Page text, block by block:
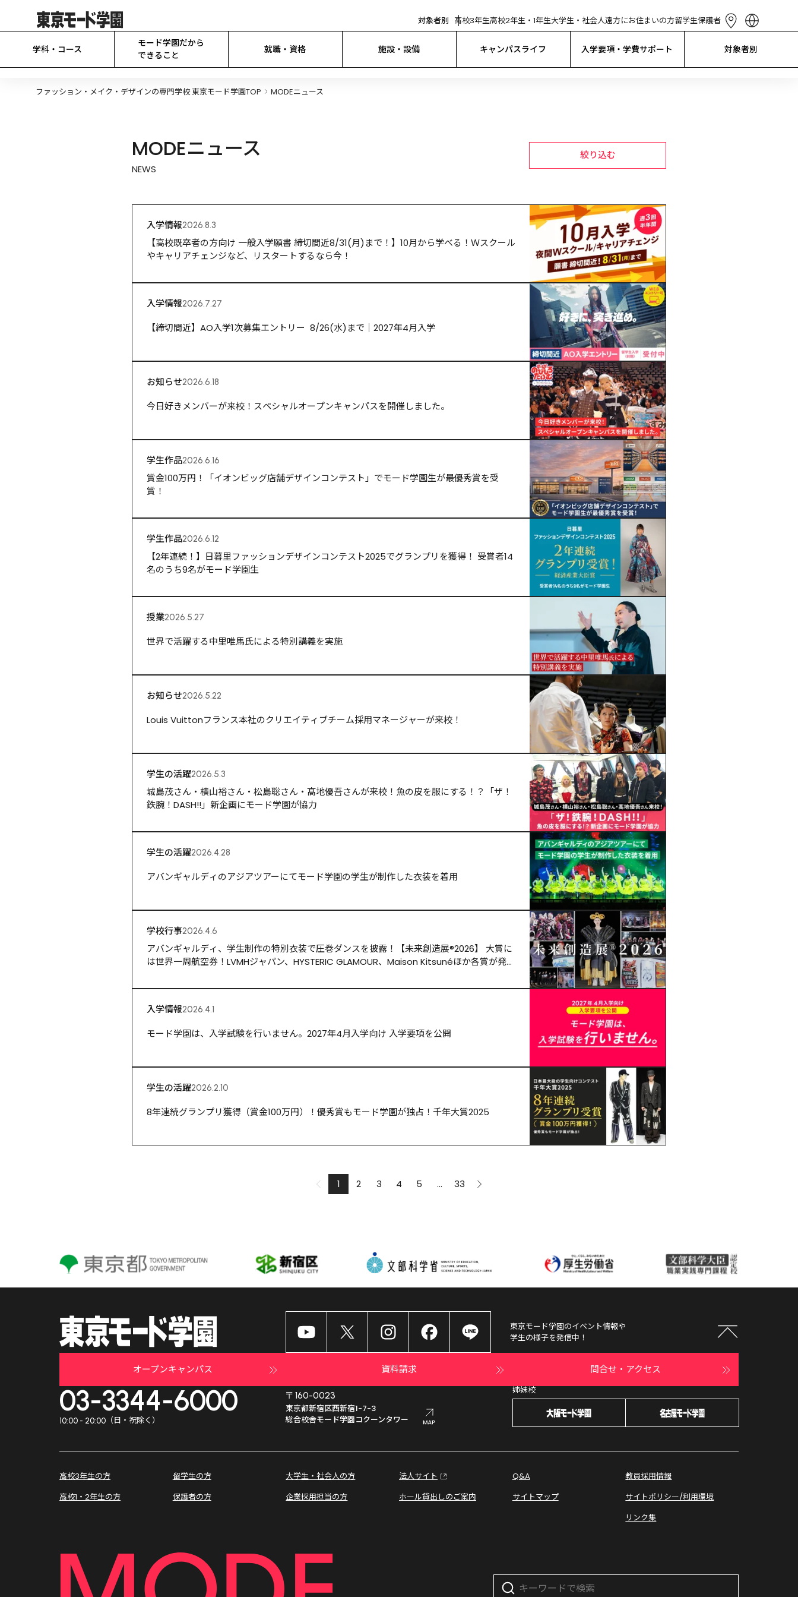
対象者別 高校3年生高校2年生・1年生大学生・社会人遠方にお住まいの方留学生保護者
简体中文
学科・コース
モード学園だから
できること
就職・資格 施設・設備 キャンパスライフ 入学要項・学費サポート 対象者別
ファッション・メイク・デザインの専門学校 東京モード学園TOP MODEニュース
MODEニュース
NEWS
絞り込む
入学情報2026.8.3
【高校既卒者の方向け 一般入学願書 締切間近8/31(月)まで！】10月から学べる！Ｗスクール
やキャリアチェンジなど、リスタートするなら今！
入学情報2026.7.27
【締切間近】AO入学1次募集エントリー  8/26(水)まで｜2027年4月入学
お知らせ2026.6.18
今日好きメンバーが来校！スペシャルオープンキャンパスを開催しました。
学生作品2026.6.16
賞金100万円！「イオンビッグ店舗デザインコンテスト」でモード学園生が最優秀賞を受
賞！
学生作品2026.6.12
【2年連続！】日暮里ファッションデザインコンテスト2025でグランプリを獲得！ 受賞者14
名のうち9名がモード学園生
授業2026.5.27
世界で活躍する中里唯馬氏による特別講義を実施
お知らせ2026.5.22
Louis Vuittonフランス本社のクリエイティブチーム採用マネージャーが来校！
学生の活躍2026.5.3
城島茂さん・横山裕さん・松島聡さん・髙地優吾さんが来校！魚の皮を服にする！？「ザ！
鉄腕！DASH!!」新企画にモード学園が協力
学生の活躍2026.4.28
アバンギャルディのアジアツアーにてモード学園の学生が制作した衣装を着用
学校行事2026.4.6
アバンギャルディ、学生制作の特別衣装で圧巻ダンスを披露！【未来創造展®️2026】 大賞に
は世界一周航空券！LVMHジャパン、HYSTERIC GLAMOUR、Maison Kitsunéほか各賞が発
入学情報2026.4.1
モード学園は、入学試験を行いません。2027年4月入学向け 入学要項を公開
学生の活躍2026.2.10
8年連続グランプリ獲得（賞金100万円）！優秀賞もモード学園が独占！千年大賞2025
1 2 3 4 5 ... 33
東京モード学園のイベント情報や
学生の様子を発信中！
オープンキャンパス 資料請求 問合せ・アクセス
03-3344-6000
10:00 - 20:00 （日・祝除く）
〒160-0023
東京都新宿区西新宿1-7-3
総合校舎モード学園コクーンタワー
姉妹校
高校3年生の方
高校1・2年生の方
留学生の方
保護者の方
大学生・社会人の方
企業採用担当の方
法人サイト
ホール貸出しのご案内
Q&A
サイトマップ
教員採用情報
サイトポリシー/利用環境
リンク集